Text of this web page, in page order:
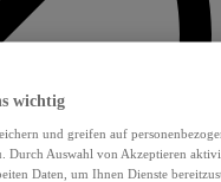
wichtig
und greifen auf
Durch Auswahl von Akzeptieren
Daten, um Ihnen Dienste